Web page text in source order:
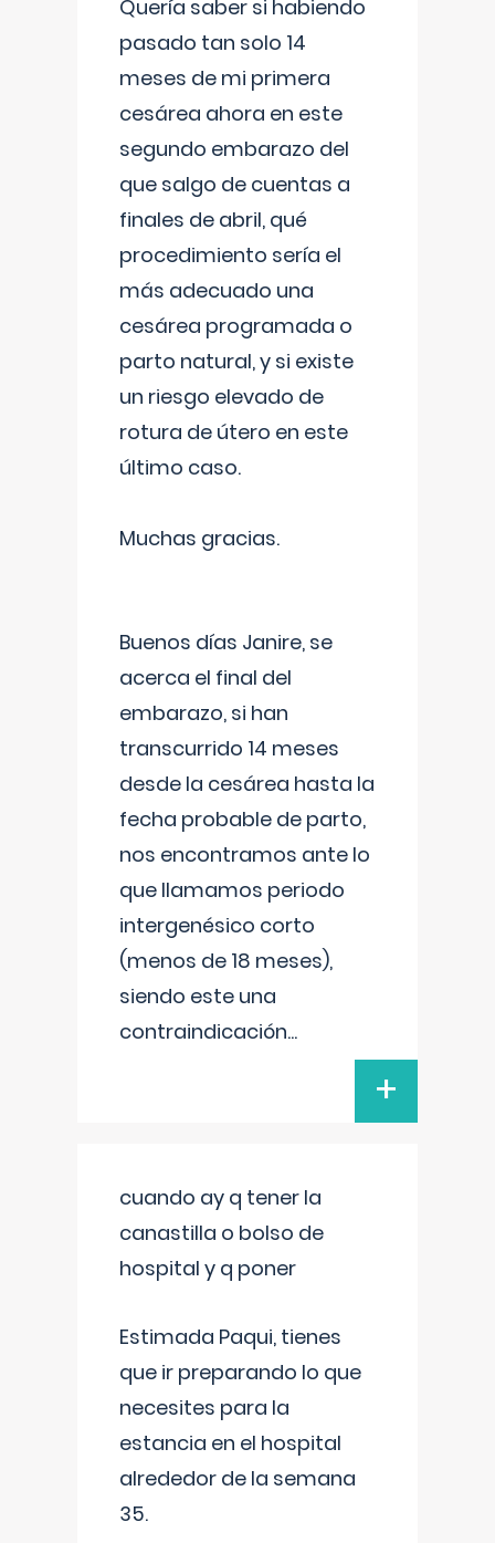
Quería saber si habiendo
pasado tan solo 14
meses de mi primera
cesárea ahora en este
segundo embarazo del
que salgo de cuentas a
finales de abril, qué
procedimiento sería el
más adecuado una
cesárea programada o
parto natural, y si existe
un riesgo elevado de
rotura de útero en este
último caso.
Muchas gracias.
Buenos días Janire, se
acerca el final del
embarazo, si han
transcurrido 14 meses
desde la cesárea hasta la
fecha probable de parto,
nos encontramos ante lo
que llamamos periodo
intergenésico corto
(menos de 18 meses),
siendo este una
contraindicación...
+
cuando ay q tener la
canastilla o bolso de
hospital y q poner
Estimada Paqui, tienes
que ir preparando lo que
necesites para la
estancia en el hospital
alrededor de la semana
35.